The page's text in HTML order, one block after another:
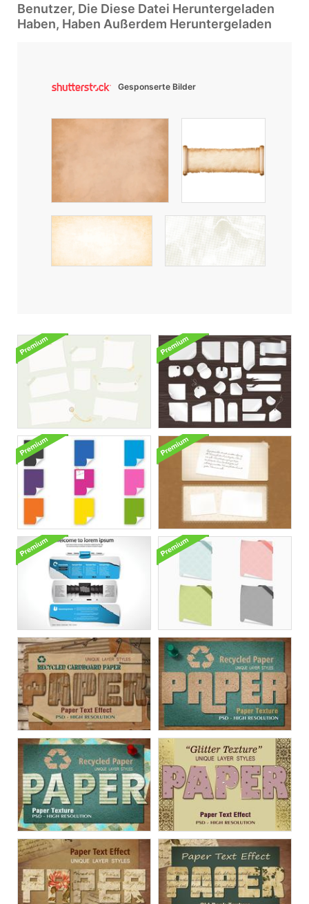
Benutzer, Die Diese Datei Heruntergeladen
Haben, Haben Außerdem Heruntergeladen
Gesponserte Bilder